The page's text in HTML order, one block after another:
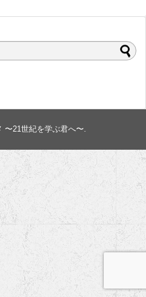
〜21世紀を学ぶ君へ〜